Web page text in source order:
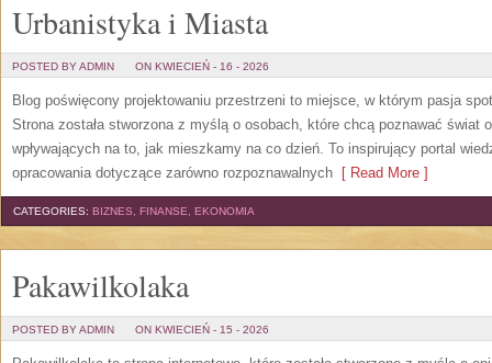
Urbanistyka i Miasta
POSTED BY ADMIN ON KWIECIEŃ - 16 - 2026
Blog poświęcony projektowaniu przestrzeni to miejsce, w którym pasja
Strona została stworzona z myślą o osobach, które chcą poznawać świat
wpływających na to, jak mieszkamy na co dzień. To inspirujący portal
opracowania dotyczące zarówno rozpoznawalnych [ Read More ]
CATEGORIES: BIZNES, FINANSE, EKONOMIA
Pakawilkolaka
POSTED BY ADMIN ON KWIECIEŃ - 15 - 2026